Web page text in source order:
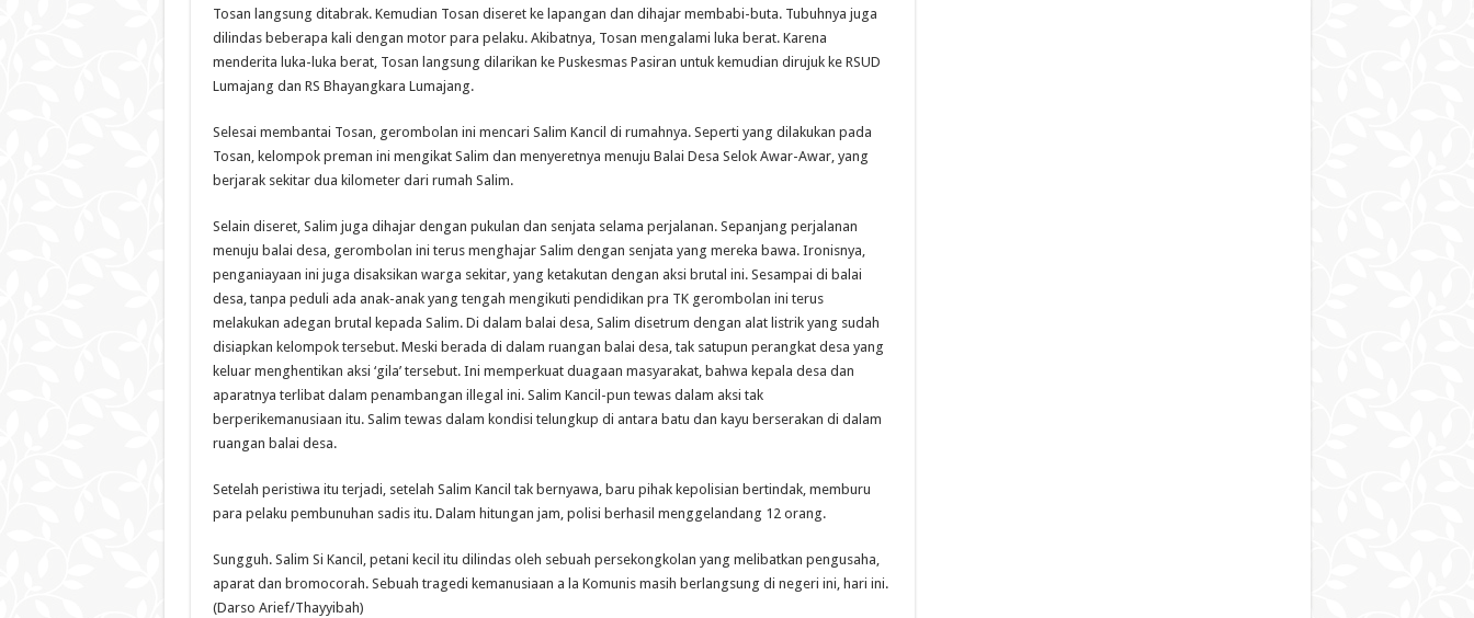
Tosan langsung ditabrak. Kemudian Tosan diseret ke lapangan dan dihajar membabi-buta. Tubuhnya juga
dilindas beberapa kali dengan motor para pelaku. Akibatnya, Tosan mengalami luka berat. Karena
menderita luka-luka berat, Tosan langsung dilarikan ke Puskesmas Pasiran untuk kemudian dirujuk ke RSUD
Lumajang dan RS Bhayangkara Lumajang.
Selesai membantai Tosan, gerombolan ini mencari Salim Kancil di rumahnya. Seperti yang dilakukan pada
Tosan, kelompok preman ini mengikat Salim dan menyeretnya menuju Balai Desa Selok Awar-Awar, yang
berjarak sekitar dua kilometer dari rumah Salim.
Selain diseret, Salim juga dihajar dengan pukulan dan senjata selama perjalanan. Sepanjang perjalanan
menuju balai desa, gerombolan ini terus menghajar Salim dengan senjata yang mereka bawa. Ironisnya,
penganiayaan ini juga disaksikan warga sekitar, yang ketakutan dengan aksi brutal ini. Sesampai di balai
desa, tanpa peduli ada anak-anak yang tengah mengikuti pendidikan pra TK gerombolan ini terus
melakukan adegan brutal kepada Salim. Di dalam balai desa, Salim disetrum dengan alat listrik yang sudah
disiapkan kelompok tersebut. Meski berada di dalam ruangan balai desa, tak satupun perangkat desa yang
keluar menghentikan aksi ‘gila’ tersebut. Ini memperkuat duagaan masyarakat, bahwa kepala desa dan
aparatnya terlibat dalam penambangan illegal ini. Salim Kancil-pun tewas dalam aksi tak
berperikemanusiaan itu. Salim tewas dalam kondisi telungkup di antara batu dan kayu berserakan di dalam
ruangan balai desa.
Setelah peristiwa itu terjadi, setelah Salim Kancil tak bernyawa, baru pihak kepolisian bertindak, memburu
para pelaku pembunuhan sadis itu. Dalam hitungan jam, polisi berhasil menggelandang 12 orang.
Sungguh. Salim Si Kancil, petani kecil itu dilindas oleh sebuah persekongkolan yang melibatkan pengusaha,
aparat dan bromocorah. Sebuah tragedi kemanusiaan a la Komunis masih berlangsung di negeri ini, hari ini.
(Darso Arief/Thayyibah)